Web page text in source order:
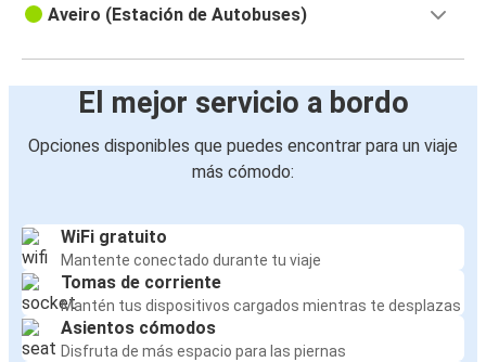
Aveiro (Estación de Autobuses)
El mejor servicio a bordo
Opciones disponibles que puedes encontrar para un viaje
más cómodo:
WiFi gratuito
Mantente conectado durante tu viaje
Tomas de corriente
Mantén tus dispositivos cargados mientras te desplazas
Asientos cómodos
Disfruta de más espacio para las piernas